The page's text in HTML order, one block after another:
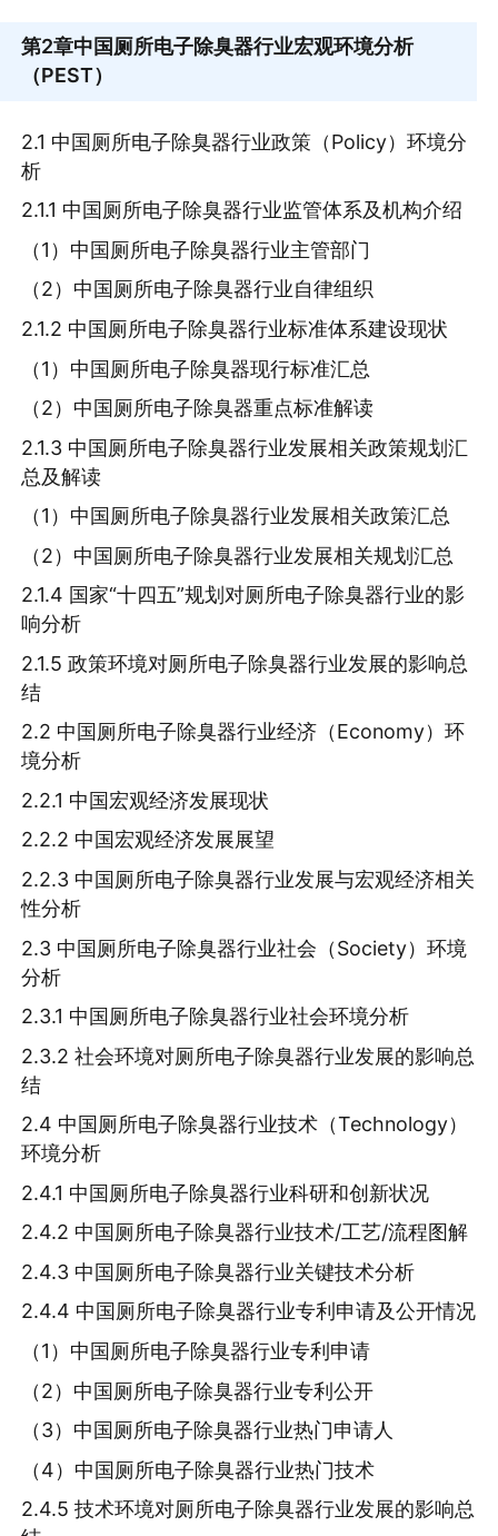
第2章中国厕所电子除臭器行业宏观环境分析
（PEST）
2.1 中国厕所电子除臭器行业政策（Policy）环境分
析
2.1.1 中国厕所电子除臭器行业监管体系及机构介绍
（1）中国厕所电子除臭器行业主管部门
（2）中国厕所电子除臭器行业自律组织
2.1.2 中国厕所电子除臭器行业标准体系建设现状
（1）中国厕所电子除臭器现行标准汇总
（2）中国厕所电子除臭器重点标准解读
2.1.3 中国厕所电子除臭器行业发展相关政策规划汇
总及解读
（1）中国厕所电子除臭器行业发展相关政策汇总
（2）中国厕所电子除臭器行业发展相关规划汇总
2.1.4 国家“十四五”规划对厕所电子除臭器行业的影
响分析
2.1.5 政策环境对厕所电子除臭器行业发展的影响总
结
2.2 中国厕所电子除臭器行业经济（Economy）环
境分析
2.2.1 中国宏观经济发展现状
2.2.2 中国宏观经济发展展望
2.2.3 中国厕所电子除臭器行业发展与宏观经济相关
性分析
2.3 中国厕所电子除臭器行业社会（Society）环境
分析
2.3.1 中国厕所电子除臭器行业社会环境分析
2.3.2 社会环境对厕所电子除臭器行业发展的影响总
结
2.4 中国厕所电子除臭器行业技术（Technology）
环境分析
2.4.1 中国厕所电子除臭器行业科研和创新状况
2.4.2 中国厕所电子除臭器行业技术/工艺/流程图解
2.4.3 中国厕所电子除臭器行业关键技术分析
2.4.4 中国厕所电子除臭器行业专利申请及公开情况
（1）中国厕所电子除臭器行业专利申请
（2）中国厕所电子除臭器行业专利公开
（3）中国厕所电子除臭器行业热门申请人
（4）中国厕所电子除臭器行业热门技术
2.4.5 技术环境对厕所电子除臭器行业发展的影响总